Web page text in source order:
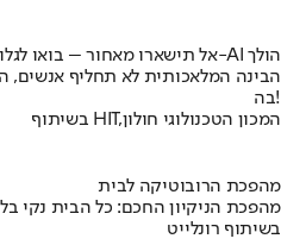
אל תישארו מאחור – בואו לגלות לאן ה-AI הולך
הבינה המלאכותית לא תחליף
בה!
בשיתוף HIT,המכון הטכנולוגי חולון
מהפכת הרובוטיקה לבית
מהפכת הניקיון החכם: כל הבית נקי
בשיתוף רונלייט